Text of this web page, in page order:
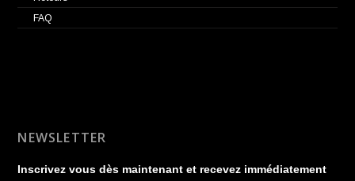
FAQ
NEWSLETTER
Inscrivez vous dès maintenant et recevez immédiatement